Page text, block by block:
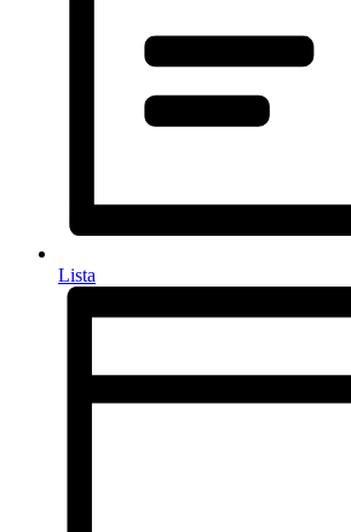
Lista